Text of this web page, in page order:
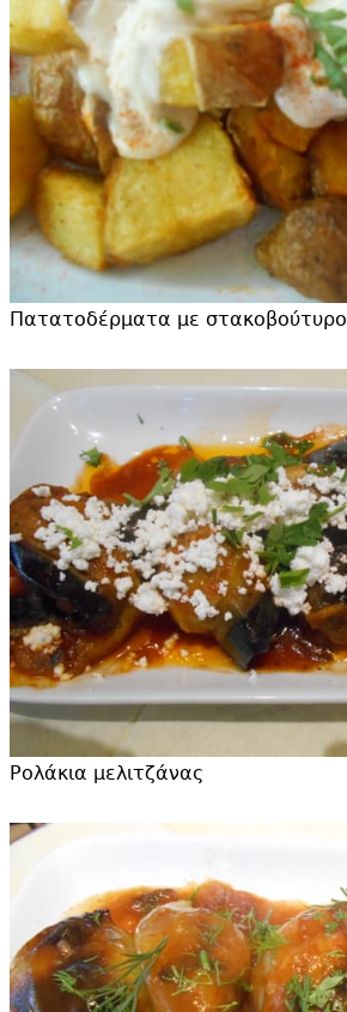
Πατατοδέρματα με στακοβούτυρο
Ρολάκια μελιτζάνας